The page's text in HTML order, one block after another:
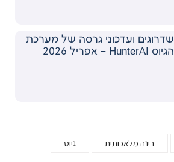
שדרוגים ועדכוני גרסה של מערכת
הגיוס HunterAI – אפריל 2026
בינה מלאכותית גיוס